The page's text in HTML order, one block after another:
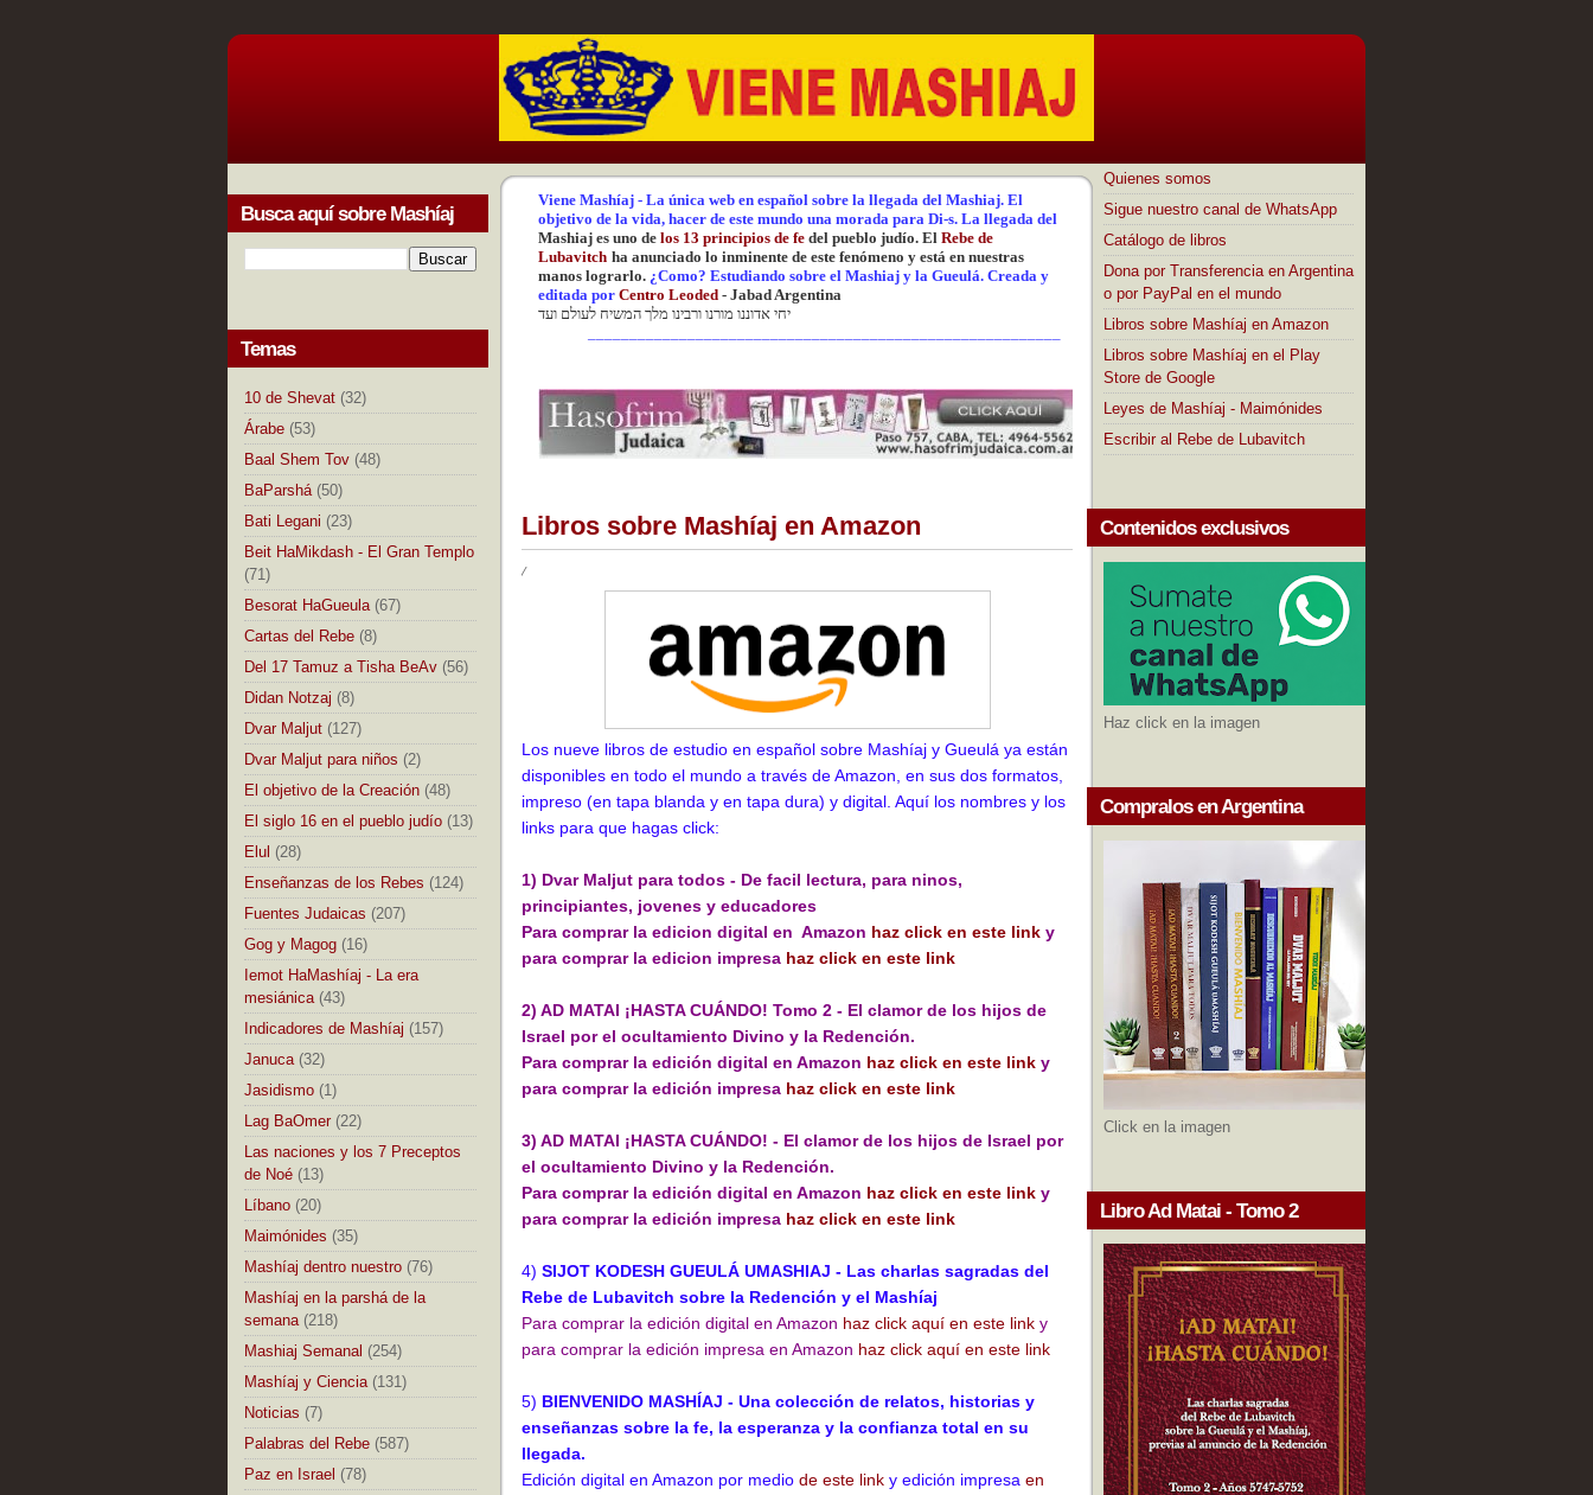
Busca aquí sobre Mashíaj
Temas
10 de Shevat (32)
Árabe (53)
Baal Shem Tov (48)
BaParshá (50)
Bati Legani (23)
Beit HaMikdash - El Gran Templo
(71)
Besorat HaGueula (67)
Cartas del Rebe (8)
Del 17 Tamuz a Tisha BeAv (56)
Didan Notzaj (8)
Dvar Maljut (127)
Dvar Maljut para niños (2)
El objetivo de la Creación (48)
El siglo 16 en el pueblo judío (13)
Elul (28)
Enseñanzas de los Rebes (124)
Fuentes Judaicas (207)
Gog y Magog (16)
Iemot HaMashíaj - La era
mesiánica (43)
Indicadores de Mashíaj (157)
Januca (32)
Jasidismo (1)
Lag BaOmer (22)
Las naciones y los 7 Preceptos
de Noé (13)
Líbano (20)
Maimónides (35)
Mashíaj dentro nuestro (76)
Mashíaj en la parshá de la
semana (218)
Mashiaj Semanal (254)
Mashíaj y Ciencia (131)
Noticias (7)
Palabras del Rebe (587)
Paz en Israel (78)
Viene Mashíaj - La única web en español sobre la llegada del Mashiaj. El
objetivo de la vida, hacer de este mundo una morada para Di-s. La llegada del
Mashiaj es uno de los 13 principios de fe del pueblo judío. El Rebe de
Lubavitch ha anunciado lo inminente de este fenómeno y está en nuestras
manos lograrlo. ¿Como? Estudiando sobre el Mashiaj y la Gueulá. Creada y
editada por Centro Leoded - Jabad Argentina
יחי אדוננו מורנו ורבינו מלך המשיח לעולם ועד
Libros sobre Mashíaj en Amazon
/
Los nueve libros de estudio en español sobre Mashíaj y Gueulá ya están
disponibles en todo el mundo a través de Amazon, en sus dos formatos,
impreso (en tapa blanda y en tapa dura) y digital. Aquí los nombres y los
links para que hagas click:
1) Dvar Maljut para todos - De facil lectura, para ninos,
principiantes, jovenes y educadores
Para comprar la edicion digital en Amazon haz click en este link y
para comprar la edicion impresa haz click en este link
2) AD MATAI ¡HASTA CUÁNDO! Tomo 2 - El clamor de los hijos de
Israel por el ocultamiento Divino y la Redención.
Para comprar la edición digital en Amazon haz click en este link y
para comprar la edición impresa haz click en este link
3) AD MATAI ¡HASTA CUÁNDO! - El clamor de los hijos de Israel por
el ocultamiento Divino y la Redención.
Para comprar la edición digital en Amazon haz click en este link y
para comprar la edición impresa haz click en este link
4) SIJOT KODESH GUEULÁ UMASHIAJ - Las charlas sagradas del
Rebe de Lubavitch sobre la Redención y el Mashíaj
Para comprar la edición digital en Amazon haz click aquí en este link y
para comprar la edición impresa en Amazon haz click aquí en este link
5) BIENVENIDO MASHÍAJ - Una colección de relatos, historias y
enseñanzas sobre la fe, la esperanza y la confianza total en su
llegada.
Edición digital en Amazon por medio de este link y edición impresa en
Quienes somos
Sigue nuestro canal de WhatsApp
Catálogo de libros
Dona por Transferencia en Argentina
o por PayPal en el mundo
Libros sobre Mashíaj en Amazon
Libros sobre Mashíaj en el Play
Store de Google
Leyes de Mashíaj - Maimónides
Escribir al Rebe de Lubavitch
Contenidos exclusivos
Haz click en la imagen
Compralos en Argentina
Click en la imagen
Libro Ad Matai - Tomo 2